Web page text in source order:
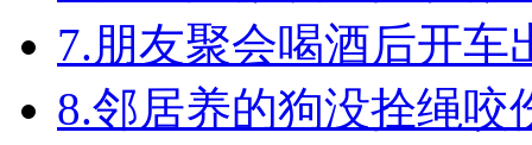
7.朋友聚会喝酒后开
8.邻居养的狗没拴绳